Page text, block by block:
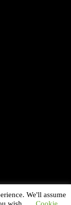
. All Rights
We'll assume